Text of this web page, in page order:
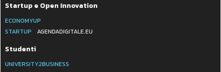
Startup e Open Innovation
ECONOMYUP
STARTUP
AGENDADIGITALE.EU
Studenti
UNIVERSITY2BUSINESS